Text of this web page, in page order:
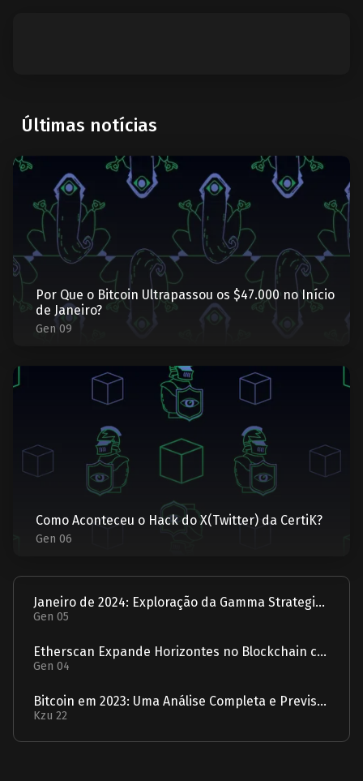
Últimas notícias
Por Que o Bitcoin Ultrapassou os $47.000 no Início
de Janeiro?
Gen 09
Como Aconteceu o Hack do X(Twitter) da CertiK?
Gen 06
Janeiro de 2024: Exploração da Gamma Strategies - Um Relatório
Gen 05
Etherscan Expande Horizontes no Blockchain com Aquisição da Solscan
Gen 04
Bitcoin em 2023: Uma Análise Completa e Previsão para 2024
Kzu 22